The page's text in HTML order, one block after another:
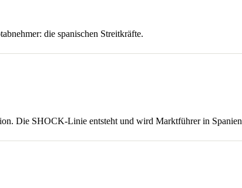
die spanischen Streitkräfte.
Die SHOCK-Linie entsteht und wird Marktführer in